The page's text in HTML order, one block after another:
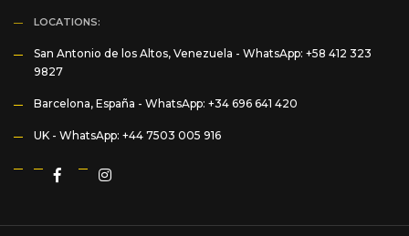
LOCATIONS:
San Antonio de los Altos, Venezuela - WhatsApp: +58 412 323
9827
Barcelona, España - WhatsApp: +34 696 641 420
UK - WhatsApp: +44 7503 005 916